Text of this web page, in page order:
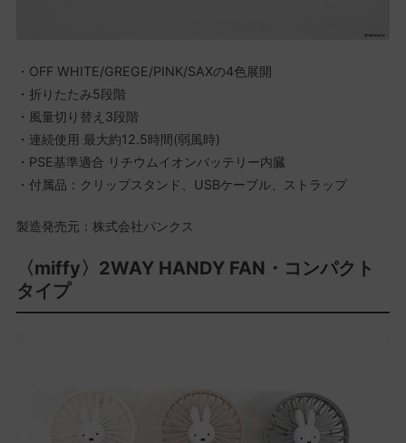
・OFF WHITE/GREGE/PINK/SAXの4色展開
・折りたたみ5段階
・風量切り替え3段階
・連続使用 最大約12.5時間(弱風時)
・PSE基準適合 リチウムイオンバッテリー内臓
・付属品：クリップスタンド、USBケーブル、ストラップ
製造発売元：株式会社パンクス
〈miffy〉2WAY HANDY FAN・コンパクト
タイプ